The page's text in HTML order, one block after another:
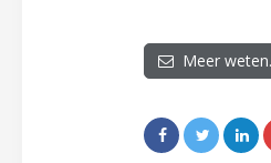
Meer